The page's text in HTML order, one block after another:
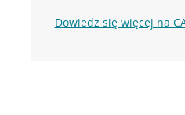
Dowiedz się więcej na